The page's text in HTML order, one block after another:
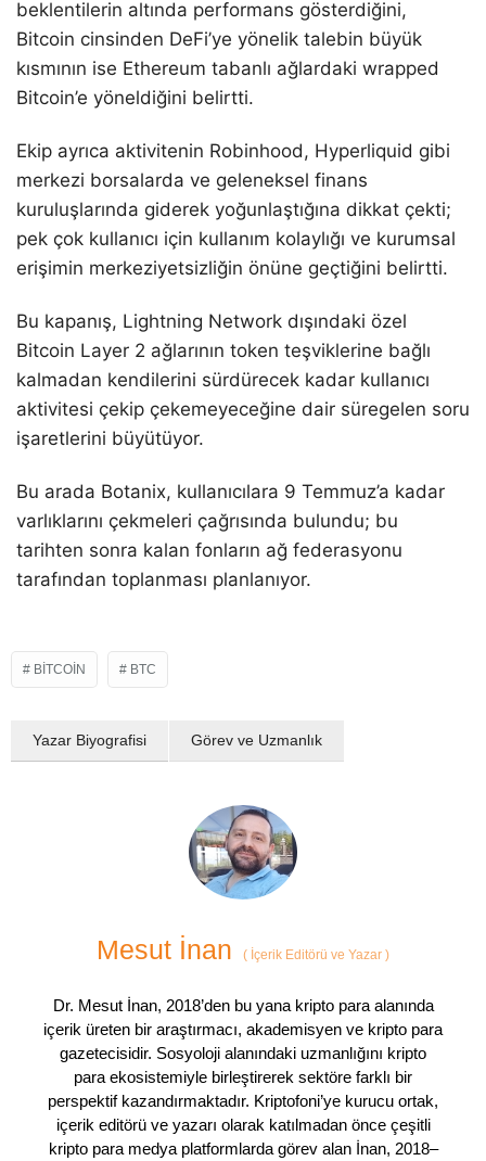
beklentilerin altında performans gösterdiğini,
Bitcoin cinsinden DeFi’ye yönelik talebin büyük
kısmının ise Ethereum tabanlı ağlardaki wrapped
Bitcoin’e yöneldiğini belirtti.
Ekip ayrıca aktivitenin Robinhood, Hyperliquid gibi
merkezi borsalarda ve geleneksel finans
kuruluşlarında giderek yoğunlaştığına dikkat çekti;
pek çok kullanıcı için kullanım kolaylığı ve kurumsal
erişimin merkeziyetsizliğin önüne geçtiğini belirtti.
Bu kapanış, Lightning Network dışındaki özel
Bitcoin Layer 2 ağlarının token teşviklerine bağlı
kalmadan kendilerini sürdürecek kadar kullanıcı
aktivitesi çekip çekemeyeceğine dair süregelen soru
işaretlerini büyütüyor.
Bu arada Botanix, kullanıcılara 9 Temmuz’a kadar
varlıklarını çekmeleri çağrısında bulundu; bu
tarihten sonra kalan fonların ağ federasyonu
tarafından toplanması planlanıyor.
BITCOIN BTC
Yazar Biyografisi Görev ve Uzmanlık
Mesut İnan ( İçerik Editörü ve Yazar )
Dr. Mesut İnan, 2018’den bu yana kripto para alanında
içerik üreten bir araştırmacı, akademisyen ve kripto para
gazetecisidir. Sosyoloji alanındaki uzmanlığını kripto
para ekosistemiyle birleştirerek sektöre farklı bir
perspektif kazandırmaktadır. Kriptofoni’ye kurucu ortak,
içerik editörü ve yazarı olarak katılmadan önce çeşitli
kripto para medya platformlarda görev alan İnan, 2018–